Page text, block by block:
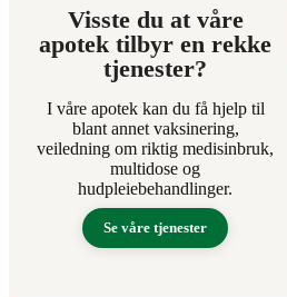
Visste du at våre
apotek tilbyr en rekke
tjenester?
I våre apotek kan du få hjelp til
blant annet vaksinering,
veiledning om riktig medisinbruk,
multidose og
hudpleiebehandlinger.
Se våre tjenester